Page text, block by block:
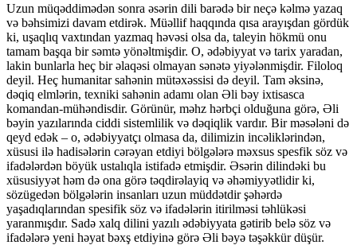
Uzun müqəddimədən sonra əsərin dili barədə bir neçə kəlmə yazaq
və bəhsimizi davam etdirək. Müəllif haqqında qısa arayışdan gördük
ki, uşaqlıq vaxtından yazmaq həvəsi olsa da, taleyin hökmü onu
tamam başqa bir səmtə yönəltmişdir. O, ədəbiyyat və tarix yaradan,
lakin bunlarla heç bir əlaqəsi olmayan sənətə yiyələnmişdir. Filoloq
deyil. Heç humanitar sahənin mütəxəssisi də deyil. Tam əksinə,
dəqiq elmlərin, texniki sahənin adamı olan Əli bəy ixtisasca
komandan-mühəndisdir. Görünür, məhz hərbçi olduğuna görə, Əli
bəyin yazılarında ciddi sistemlilik və dəqiqlik vardır. Bir məsələni də
qeyd edək – o, ədəbiyyatçı olmasa da, dilimizin incəliklərindən,
xüsusi ilə hadisələrin cərəyan etdiyi bölgələrə məxsus spesfik söz və
ifadələrdən böyük ustalıqla istifadə etmişdir. Əsərin dilindəki bu
xüsusiyyət həm də ona görə təqdirəlayiq və əhəmiyyətlidir ki,
sözügedən bölgələrin insanları uzun müddətdir şəhərdə
yaşadıqlarından spesifik söz və ifadələrin itirilməsi təhlükəsi
yaranmışdır. Sadə xalq dilini yazılı ədəbiyyata gətirib belə söz və
ifadələrə yeni həyat bəxş etdiyinə görə Əli bəyə təşəkkür düşür.